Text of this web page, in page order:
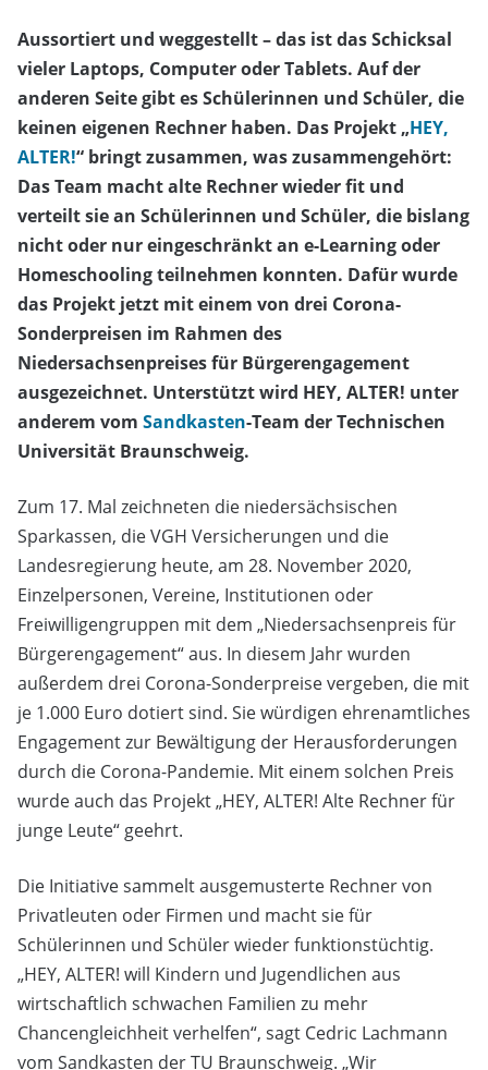
Aussortiert und weggestellt – das ist das Schicksal
vieler Laptops, Computer oder Tablets. Auf der
anderen Seite gibt es Schülerinnen und Schüler, die
keinen eigenen Rechner haben. Das Projekt „HEY,
ALTER!“ bringt zusammen, was zusammengehört:
Das Team macht alte Rechner wieder fit und
verteilt sie an Schülerinnen und Schüler, die bislang
nicht oder nur eingeschränkt an e-Learning oder
Homeschooling teilnehmen konnten. Dafür wurde
das Projekt jetzt mit einem von drei Corona-
Sonderpreisen im Rahmen des
Niedersachsenpreises für Bürgerengagement
ausgezeichnet. Unterstützt wird HEY, ALTER! unter
anderem vom Sandkasten-Team der Technischen
Universität Braunschweig.
Zum 17. Mal zeichneten die niedersächsischen
Sparkassen, die VGH Versicherungen und die
Landesregierung heute, am 28. November 2020,
Einzelpersonen, Vereine, Institutionen oder
Freiwilligengruppen mit dem „Niedersachsenpreis für
Bürgerengagement“ aus. In diesem Jahr wurden
außerdem drei Corona-Sonderpreise vergeben, die mit
je 1.000 Euro dotiert sind. Sie würdigen ehrenamtliches
Engagement zur Bewältigung der Herausforderungen
durch die Corona-Pandemie. Mit einem solchen Preis
wurde auch das Projekt „HEY, ALTER! Alte Rechner für
junge Leute“ geehrt.
Die Initiative sammelt ausgemusterte Rechner von
Privatleuten oder Firmen und macht sie für
Schülerinnen und Schüler wieder funktionstüchtig.
„HEY, ALTER! will Kindern und Jugendlichen aus
wirtschaftlich schwachen Familien zu mehr
Chancengleichheit verhelfen“, sagt Cedric Lachmann
vom Sandkasten der TU Braunschweig. „Wir